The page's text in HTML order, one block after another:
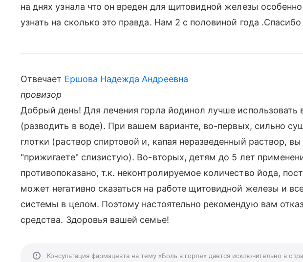
на днях узнала что он вреден для щитовидной железы
узнать на сколько это правда. Нам 2 с половиной года .Спасибо
Отвечает Ершова Надежда Андреевна
провизор
Добрый день! Для лечения горла йодинол лучше использовать
(разводить в воде). При вашем варианте, во-первых, сильно
глотки (раствор спиртовой и, капая неразведенный раствор,
"прижигаете" слизистую). Во-вторых, детям до 5 лет
противопоказано, т.к. неконтролируемое количество йода,
может негативно сказаться на работе щитовидной железы и
системы в целом. Поэтому настоятельно рекомендую вам
средства. Здоровья вашей семье!
Консультация фармацевта на тему «Боль в горле» дается исключительно в